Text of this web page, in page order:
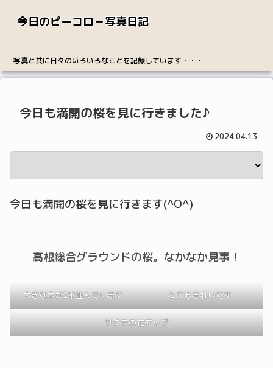
今日のピーコロ－写真日記
写真と共に日々のいろいろなことを記録しています・・・
今日も満開の桜を見に行きました♪
2024.04.13
今日も満開の桜を見に行きます(^O^)
高根総合グラウンドの桜。なかなか見事！
大きな木が2本並んでいます とてもきれいです
サクラの花アップ